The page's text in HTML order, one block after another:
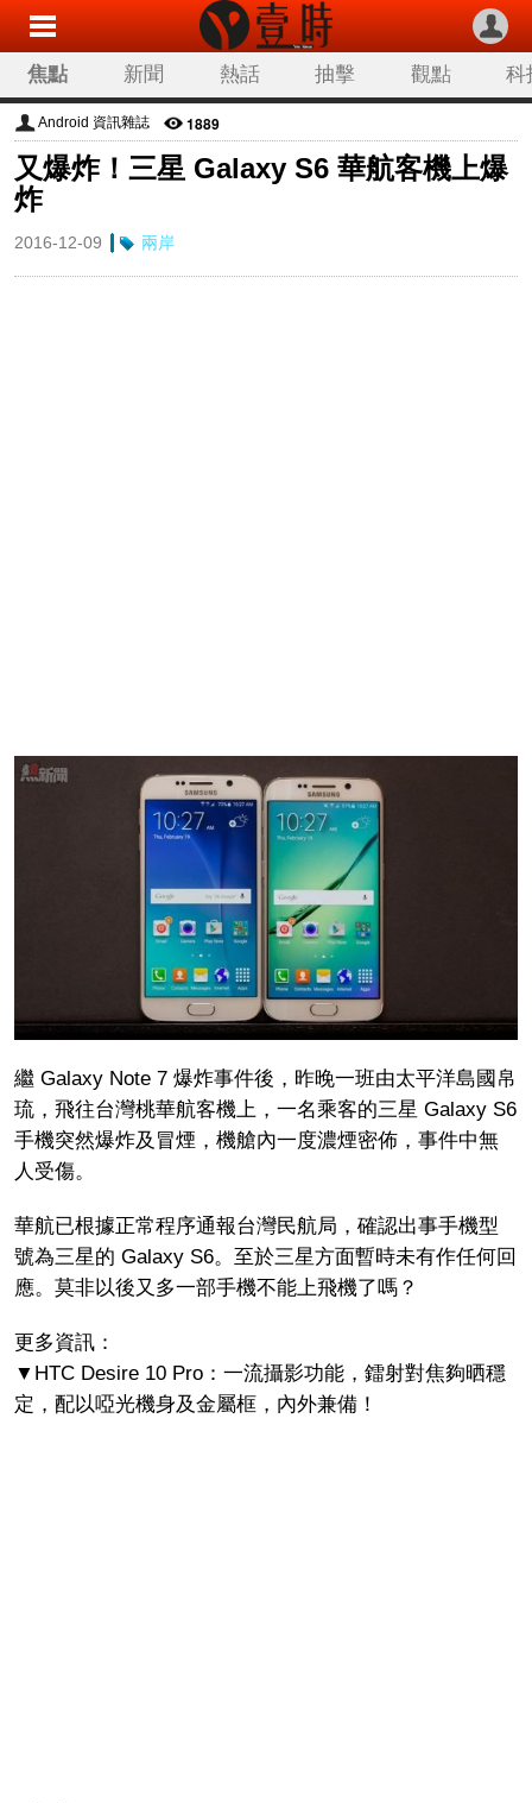
焦點 新聞 熱話 抽擊 觀點 科
Android 資訊雜誌 1889
又爆炸！三星 Galaxy S6 華航客機上爆
炸
2016-12-09 兩岸
繼 Galaxy Note 7 爆炸事件後，昨晚一班由太平洋島國帛
琉，飛往台灣桃華航客機上，一名乘客的三星 Galaxy S6
手機突然爆炸及冒煙，機艙內一度濃煙密佈，事件中無
人受傷。
華航已根據正常程序通報台灣民航局，確認出事手機型
號為三星的 Galaxy S6。至於三星方面暫時未有作任何回
應。莫非以後又多一部手機不能上飛機了嗎？
更多資訊：
▼HTC Desire 10 Pro：一流攝影功能，鐳射對焦夠晒穩
定，配以啞光機身及金屬框，內外兼備！